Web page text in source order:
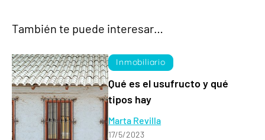
También te puede interesar…
Inmobiliario
Qué es el usufructo y qué
tipos hay
Marta Revilla
17/5/2023